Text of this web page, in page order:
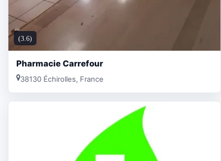
(3.6)
Pharmacie Carrefour
38130 Échirolles, France